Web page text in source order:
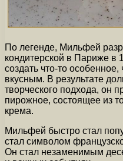
По легенде, Мильфей
кондитерской в Париже в
создать что-то
вкусным. В результате
творческого подхода, он
пирожное, состоящее из
крема.
Мильфей быстро стал
стал символом
Он стал незаменимым